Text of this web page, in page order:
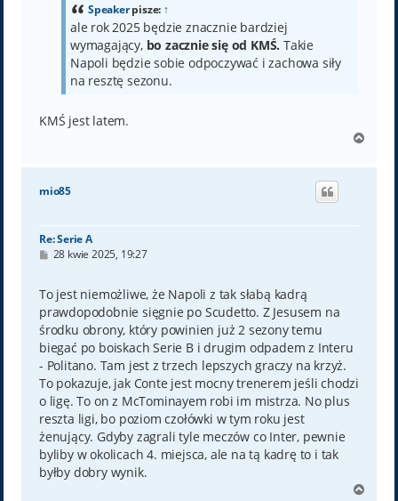
Speakerpisze: ↑
ale rok 2025 będzie znacznie bardziej
wymagający, bo zacznie się od KMŚ. Takie
Napoli będzie sobie odpoczywać i zachowa siły
na resztę sezonu.
KMŚ jest latem.
g
mio85
Re: Serie A
P
t
28 kwie 2025, 19:27
To jest niemożliwe, że Napoli z tak słabą kadrą
prawdopodobnie sięgnie po Scudetto. Z Jesusem na
środku obrony, który powinien już 2 sezony temu
biegać po boiskach Serie B i drugim odpadem z Interu
- Politano. Tam jest z trzech lepszych graczy na krzyż.
To pokazuje, jak Conte jest mocny trenerem jeśli chodzi
o ligę. To on z McTominayem robi im mistrza. No plus
reszta ligi, bo poziom czołówki w tym roku jest
żenujący. Gdyby zagrali tyle meczów co Inter, pewnie
byliby w okolicach 4. miejsca, ale na tą kadrę to i tak
byłby dobry wynik.